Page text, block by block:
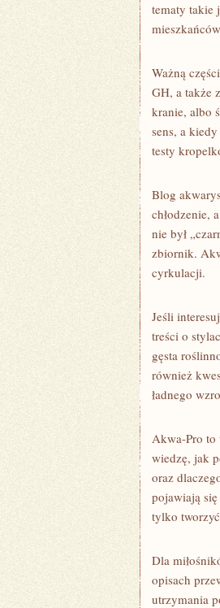
tematy takie
Ważną
GH, a także
kranie, albo
sens, a
testy
Blog
chłodzenie,
nie był
zbiornik.
cyrkulacji.
Jeśli
treści o
gęsta
również
ładnego
Akwa-Pro to
wiedzę, jak
oraz
pojawiają
tylko
Dla
opisach
utrzymania